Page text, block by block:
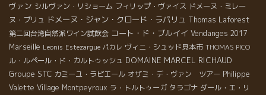
ヴァン シルヴァン・リショーム フィリップ・ヴァイス ドメーヌ・ミレー
ヌ・ブリュ ドメーヌ・ジャン・クロード・ラパリュ Thomas Laforest
第二回台湾自然派ワイン試飲会 コート・ド・ブルイイ Vendanges 2017
Marseille Leonis Estezargue パカレ ヴィニ・シュッド見本市 THOMAS PICO
ル・ルペール・ド・カルトゥッシュ DOMAINE MARCEL RICHAUD
Groupe STC カミーユ・ラピエール オザミ・デ・ヴァン ツアー Philippe
Valette Village Montpeyroux ラ・トルトゥーガ タラゴナ ダール・エ・リ